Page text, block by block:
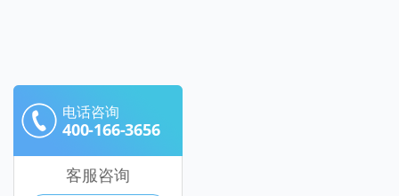
电话咨询
400-166-3656
客服咨询